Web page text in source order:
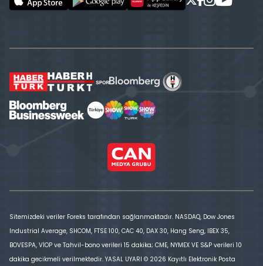
Sitemizdeki veriler Foreks tarafından sağlanmaktadır. NASDAQ, Dow Jones
Industrial Average, SHCOM, FTSE 100, CAC 40, DAX 30, Hang Seng, IBEX 35,
BOVESPA, VİOP ve Tahvil-bono verileri 15 dakika; CME, NYMEX VE S&P verileri 10
dakika gecikmeli verilmektedir. YASAL UYARI © 2026 Kayıtlı Elektronik Posta